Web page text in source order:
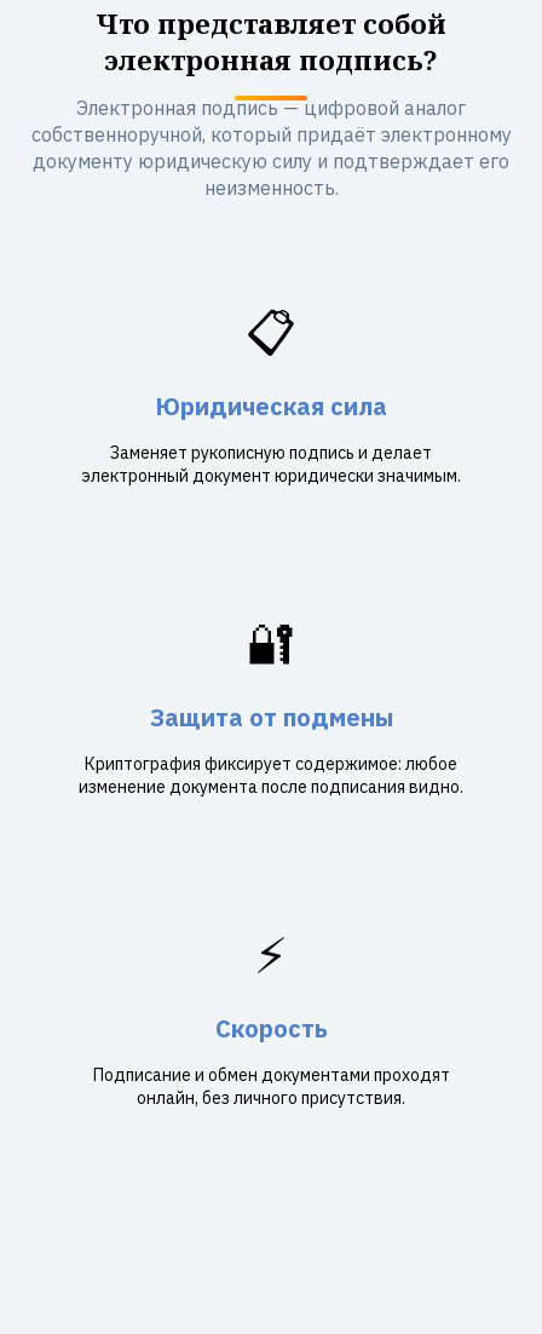
Что представляет собой
электронная подпись?
Электронная подпись — цифровой аналог
собственноручной, который придаёт электронному
документу юридическую силу и подтверждает его
неизменность.
📋
Юридическая сила
Заменяет рукописную подпись и делает
электронный документ юридически значимым.
🔐
Защита от подмены
Криптография фиксирует содержимое: любое
изменение документа после подписания видно.
⚡
Скорость
Подписание и обмен документами проходят
онлайн, без личного присутствия.